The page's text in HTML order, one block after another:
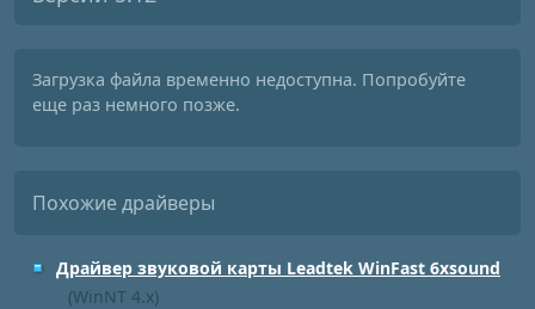
Загрузка файла временно недоступна. Попробуйте
еще раз немного позже.
Похожие драйверы
Драйвер звуковой карты Leadtek WinFast 6xsound
(WinNT 4.x)